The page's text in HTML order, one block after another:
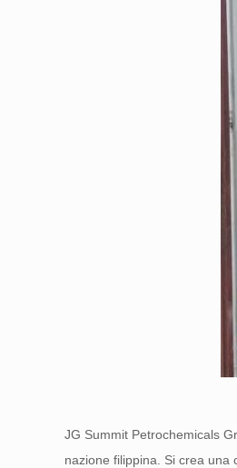
JG Summit Petrochemicals
nazione filippina. Si crea